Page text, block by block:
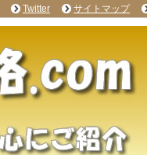
Twitter サイトマップ